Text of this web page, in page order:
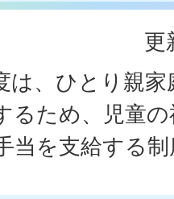
更
は、ひとり親
るため、児童
当を支給する